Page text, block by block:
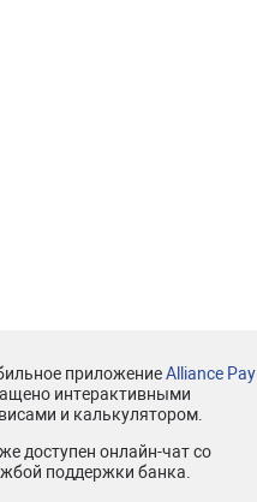
приложениеAlliance Pay
интерактивными
и калькулятором.
доступен онлайн-чат со
поддержки банка.